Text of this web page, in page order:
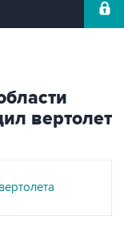
вертолет